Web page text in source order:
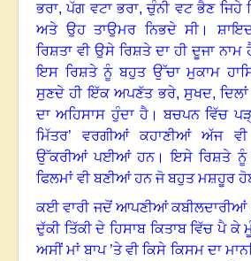
ਭਰਾ,ਪੱਗ ਵਟਾ ਭਰਾ,ਚੁੰਨੀ ਵਟ ਭੈਣ
ਅਤੇ ਉਹ ਤਾਉਮਰ ਨਿਭਦੇ ਸੀ।
ਰਿਸ਼ਤਾ ਵੀ ਉਸੇ ਰਿਸ਼ਤੇ ਦਾ ਹੀ ਦੂਜਾ ਨਾਮ
ਇਸ ਰਿਸ਼ਤੇ ਨੂੰ ਬਹੁਤ ਉੱਚਾ ਮੁਕਾਮ
ਸੁਣਦੇ ਹੀ ਇੱਕ ਅਪਣੱਤ ਭਰੇ,ਸੁਖਦ,
ਦਾ ਅਹਿਸਾਸ ਹੁੰਦਾ ਹੈ।ਬਚਪਨ ਵਿੱਚ
ਮਿੱਤਰ’ ਵਰਗੀਆਂ ਕਹਾਣੀਆਂ ਅੱਜ
ਉੱਕਰੀਆਂ ਪਈਆਂ ਹਨ।ਇਸੇ ਰਿਸ਼ਤੇ ਨੂੰ
ਫਿਲਮਾਂ ਵੀ ਬਣੀਆਂ ਹਨ ਜੋ ਬਹੁਤ ਮਸ਼ਹੂਰ
ਕਈ ਵਾਰੀ ਜਦੋਂ ਆਪਣੀਆਂ ਕਬੀਲਦਾਰੀਆਂ
ਦੁੱਕੀ ਤਿੱਕੀ ਦੇ ਹਿਸਾਬ ਕਿਤਾਬ ਵਿੱਚ ਪੈ
ਅਸੀਂ ਮਾਂ ਬਾਪ ’ਤੇ ਵੀ ਕਿਸੇ ਕਿਸਮ ਦਾ